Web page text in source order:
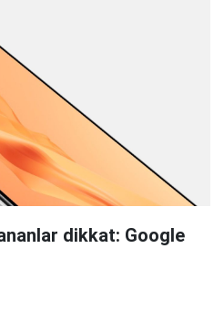
dikkat: Google